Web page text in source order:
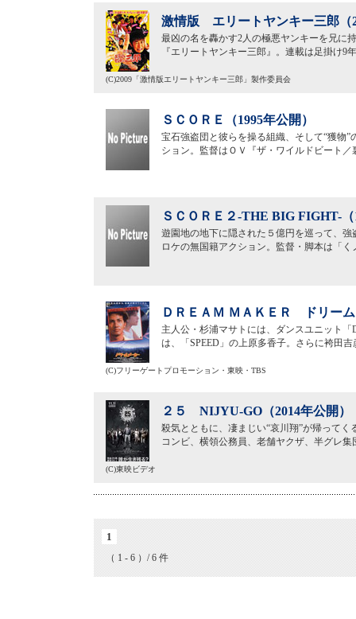
激情版 エリートヤンキー三郎（
最凶の名を轟かす2人の極悪ヤンキーを兄に
『エリートヤンキー三郎』。連載は足掛け9
(C)2009「激情版エリートヤンキー三郎」製作委員会
ＳＣＯＲＥ（1995年公開）
宝石強盗団と彼らを操る組織、そして“獲物
ション。監督はＯＶ『ザ・ワイルドビート
ＳＣＯＲＥ２-THE BIG FIGHT-（
遊園地の地下に隠された５億円を巡って、
ロケの無国籍アクション。監督・脚本は「
ＤＲＥＡＭ ＭＡＫＥＲ ドリー
主人公・杉浦マサトには、ダンスユニット
は、「SPEED」の上原多香子。さらに袴田
(C)フリーゲートプロモーション・東映・TBS
２５ NIJYU-GO（2014年公開）
殺気とともに、凄まじい“哀川翔”が帰って
コンビ、横領公務員、老舗ヤクザ、半グレ
(C)東映ビデオ
1
（ 1 - 6 ）/ 6 件